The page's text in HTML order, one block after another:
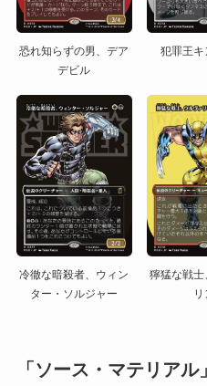
恐れ知らずの男、デア
デビル
犯罪王キ
冷徹な暗殺者、ウィン
ター・ソルジャー
獰猛な戦士
リ
「ソース・マテリア